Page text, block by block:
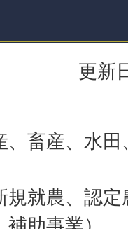
更新
、畜産、水
規就農、認